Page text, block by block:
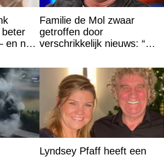
en nee
Familie de Mol zwaar
getroffen door
verschrikkelijk nieuws: “We
Lyndsey Pfaff heeft een